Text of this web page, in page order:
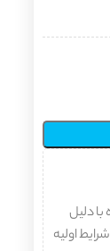
دلیل
اولیه